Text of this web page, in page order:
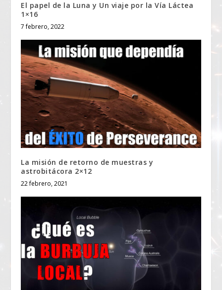
El papel de la Luna y Un viaje por la Vía Láctea
1×16
7 febrero, 2022
La misión de retorno de muestras y
astrobitácora 2×12
22 febrero, 2021